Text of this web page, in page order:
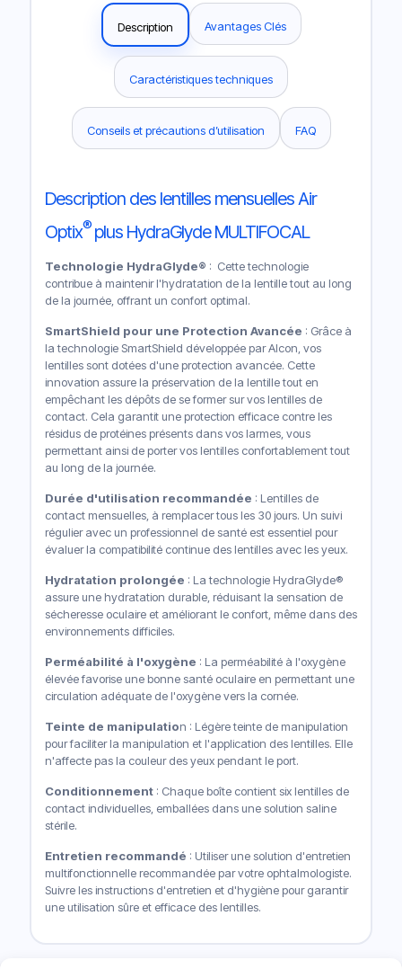
Description Avantages Clés
Caractéristiques techniques
Conseils et précautions d’utilisation FAQ
Description des lentilles mensuelles Air
Optix® plus HydraGlyde MULTIFOCAL
Technologie HydraGlyde® : Cette technologie
contribue à maintenir l'hydratation de la lentille tout au long
de la journée, offrant un confort optimal.
SmartShield pour une Protection Avancée : Grâce à
la technologie SmartShield développée par Alcon, vos
lentilles sont dotées d'une protection avancée. Cette
innovation assure la préservation de la lentille tout en
empêchant les dépôts de se former sur vos lentilles de
contact. Cela garantit une protection efficace contre les
résidus de protéines présents dans vos larmes, vous
permettant ainsi de porter vos lentilles confortablement tout
au long de la journée.
Durée d'utilisation recommandée : Lentilles de
contact mensuelles, à remplacer tous les 30 jours. Un suivi
régulier avec un professionnel de santé est essentiel pour
évaluer la compatibilité continue des lentilles avec les yeux.
Hydratation prolongée : La technologie HydraGlyde®
assure une hydratation durable, réduisant la sensation de
sécheresse oculaire et améliorant le confort, même dans des
environnements difficiles.
Perméabilité à l'oxygène : La perméabilité à l'oxygène
élevée favorise une bonne santé oculaire en permettant une
circulation adéquate de l'oxygène vers la cornée.
Teinte de manipulation : Légère teinte de manipulation
pour faciliter la manipulation et l'application des lentilles. Elle
n'affecte pas la couleur des yeux pendant le port.
Conditionnement: Chaque boîte contient six lentilles de
contact individuelles, emballées dans une solution saline
stérile.
Entretien recommandé : Utiliser une solution d'entretien
multifonctionnelle recommandée par votre ophtalmologiste.
Suivre les instructions d'entretien et d'hygiène pour garantir
une utilisation sûre et efficace des lentilles.